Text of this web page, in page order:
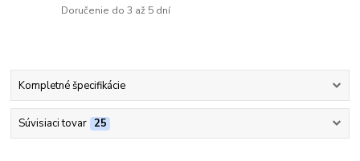
Doručenie do 3 až 5 dní
Kompletné špecifikácie
Súvisiaci tovar 25